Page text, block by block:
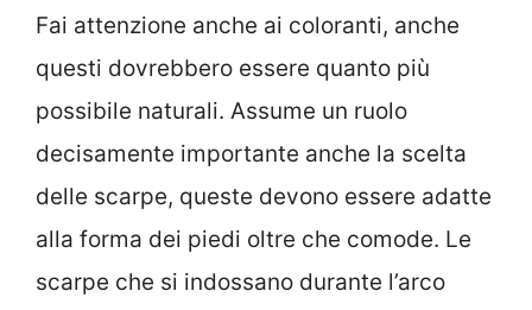
Fai attenzione anche ai coloranti, anche
questi dovrebbero essere quanto più
possibile naturali. Assume un ruolo
decisamente importante anche la scelta
delle scarpe, queste devono essere adatte
alla forma dei piedi oltre che comode. Le
scarpe che si indossano durante l’arco